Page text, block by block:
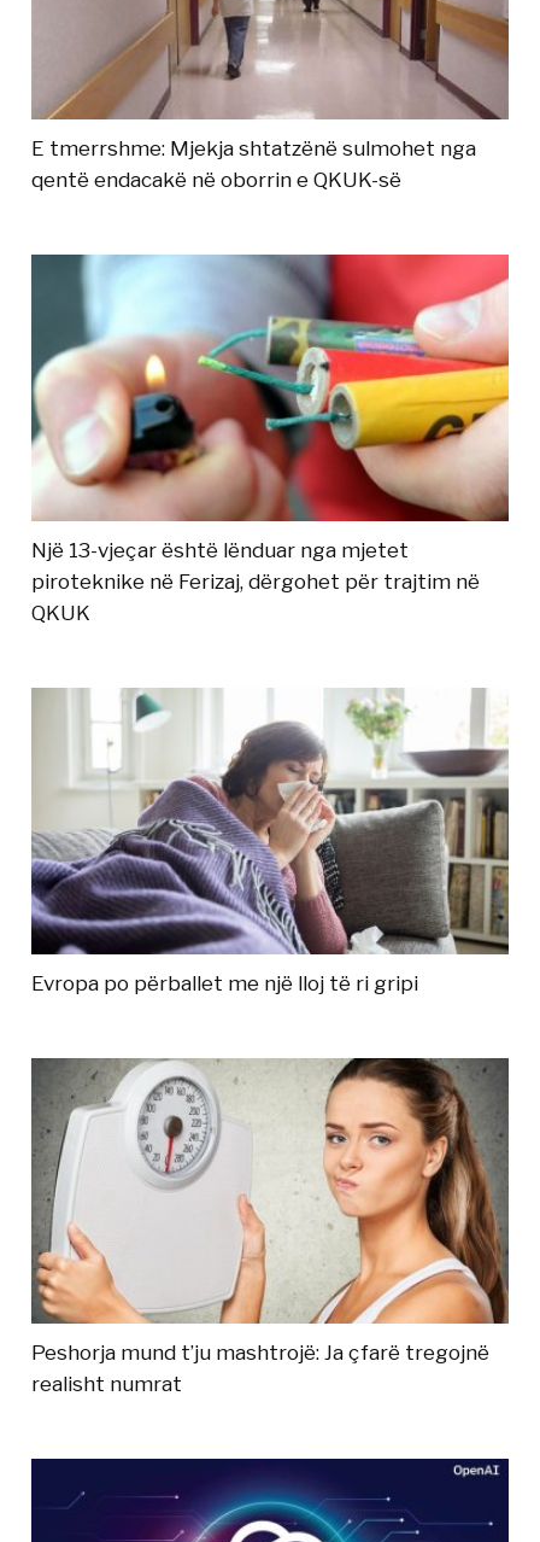
E tmerrshme: Mjekja shtatzënë sulmohet nga
qentë endacakë në oborrin e QKUK-së
Një 13-vjeçar është lënduar nga mjetet
piroteknike në Ferizaj, dërgohet për trajtim në
QKUK
Evropa po përballet me një lloj të ri gripi
Peshorja mund t’ju mashtrojë: Ja çfarë tregojnë
realisht numrat